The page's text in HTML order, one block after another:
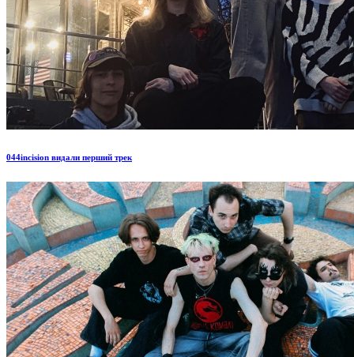
044incision видали перший трек